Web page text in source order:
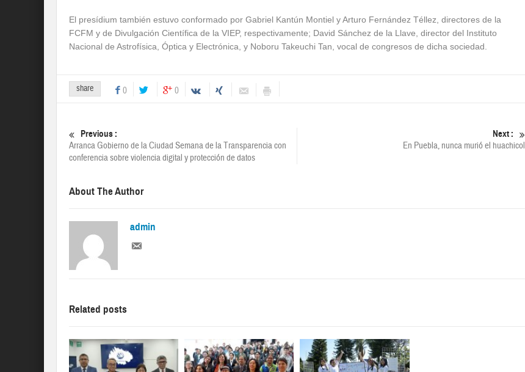
El presídium también estuvo conformado por Gabriel Kantún Montiel y Arturo Fernández Téllez, directores de la
FCFM y de Divulgación Científica de la VIEP, respectivamente; David Sánchez de la Llave, director del Instituto
Nacional de Astrofísica, Óptica y Electrónica, y Noboru Takeuchi Tan, vocal de congresos de dicha sociedad.
share 0 0
Previous :
Arranca Gobierno de la Ciudad Semana de la Transparencia con
conferencia sobre violencia digital y protección de datos
Next :
En Puebla, nunca murió el huachicol
About The Author
admin
Related posts